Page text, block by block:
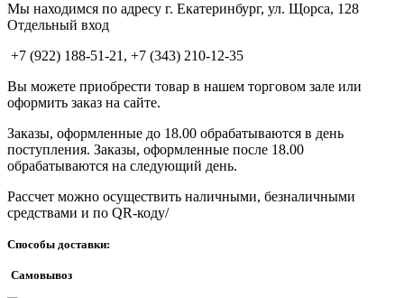
Мы находимся по адресу г. Екатеринбург, ул. Щорса, 128
Отдельный вход
+7 (922) 188-51-21, +7 (343) 210-12-35
Вы можете приобрести товар в нашем торговом зале или
оформить заказ на сайте.
Заказы, оформленные до 18.00 обрабатываются в день
поступления. Заказы, оформленные после 18.00
обрабатываются на следующий день.
Рассчет можно осуществить наличными, безналичными
средствами и по QR-коду/
Способы доставки:
Самовывоз